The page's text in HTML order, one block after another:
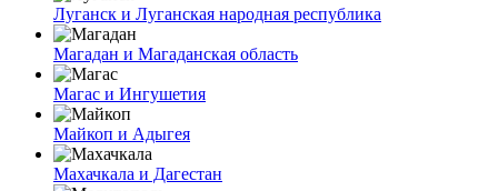
Луганск и Луганская народная республика
Магадан и Магаданская область
Магас и Ингушетия
Майкоп и Адыгея
Махачкала и Дагестан